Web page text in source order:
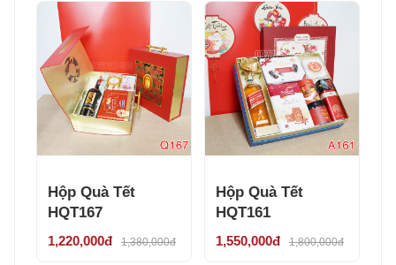
Hộp Quà Tết
HQT167
1,220,000đ 1,380,000đ
Hộp Quà Tết
HQT161
1,550,000đ 1,800,000đ